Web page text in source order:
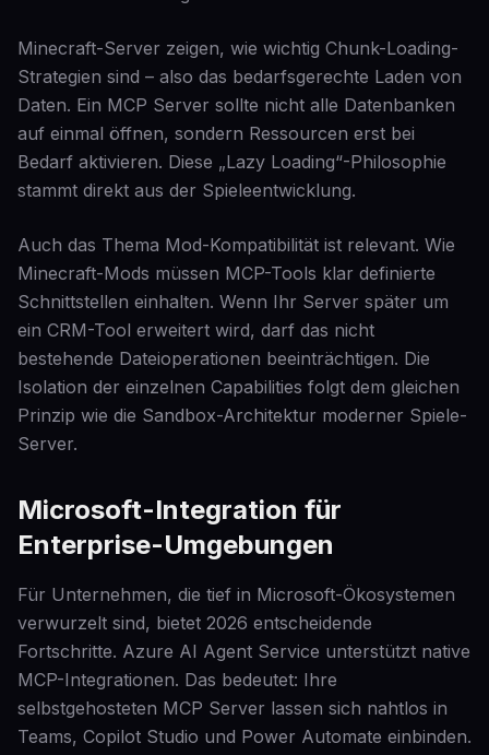
Minecraft-Server zeigen, wie wichtig Chunk-Loading-
Strategien sind – also das bedarfsgerechte Laden von
Daten. Ein MCP Server sollte nicht alle Datenbanken
auf einmal öffnen, sondern Ressourcen erst bei
Bedarf aktivieren. Diese „Lazy Loading“-Philosophie
stammt direkt aus der Spieleentwicklung.
Auch das Thema Mod-Kompatibilität ist relevant. Wie
Minecraft-Mods müssen MCP-Tools klar definierte
Schnittstellen einhalten. Wenn Ihr Server später um
ein CRM-Tool erweitert wird, darf das nicht
bestehende Dateioperationen beeinträchtigen. Die
Isolation der einzelnen Capabilities folgt dem gleichen
Prinzip wie die Sandbox-Architektur moderner Spiele-
Server.
Microsoft-Integration für
Enterprise-Umgebungen
Für Unternehmen, die tief in Microsoft-Ökosystemen
verwurzelt sind, bietet 2026 entscheidende
Fortschritte. Azure AI Agent Service unterstützt native
MCP-Integrationen. Das bedeutet: Ihre
selbstgehosteten MCP Server lassen sich nahtlos in
Teams, Copilot Studio und Power Automate einbinden.